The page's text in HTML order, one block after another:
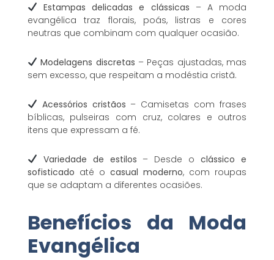
Estampas delicadas e clássicas – A moda
evangélica traz florais, poás, listras e cores
neutras que combinam com qualquer ocasião.
Modelagens discretas – Peças ajustadas, mas
sem excesso, que respeitam a modéstia cristã.
Acessórios cristãos – Camisetas com frases
bíblicas, pulseiras com cruz, colares e outros
itens que expressam a fé.
Variedade de estilos – Desde oclássico e
sofisticado até o casual moderno, com roupas
que se adaptam a diferentes ocasiões.
Benefícios da Moda
Evangélica